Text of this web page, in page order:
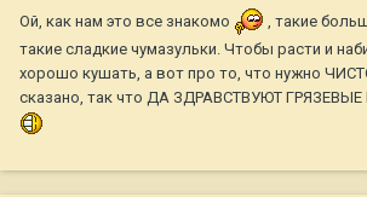
Ой, как нам это все знакомо
, такие
такие сладкие чумазульки. Чтобы расти и
хорошо кушать, а вот про то, что нужно
сказано, так что ДА ЗДРАВСТВУЮТ